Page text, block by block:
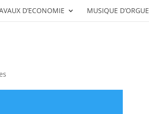
D’ECONOMIE MUSIQUE D’ORGUE